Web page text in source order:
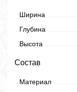
Ширина
Глубина
Высота
Состав
Материал